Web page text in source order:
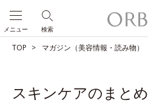
検索
メニュー
TOP マガジン（美容情報・読み物）
スキンケアのまとめ